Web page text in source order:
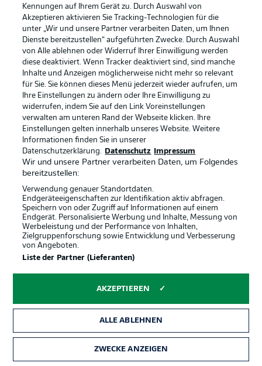
Offizielle Partner
Rechtliche Hinweise Voreinstellungen verwalten
Datenschutz
Broadcaster Kontakt
Liveticker AGB
Kennungen auf Ihrem Gerät zu. Durch Auswahl von
Akzeptieren aktivieren Sie Tracking-Technologien für die
unter „Wir und unsere Partner verarbeiten Daten, um Ihnen
Dienste bereitzustellen“ aufgeführten Zwecke. Durch Auswahl
von Alle ablehnen oder Widerruf Ihrer Einwilligung werden
diese deaktiviert. Wenn Tracker deaktiviert sind, sind manche
Inhalte und Anzeigen möglicherweise nicht mehr so relevant
für Sie. Sie können dieses Menü jederzeit wieder aufrufen, um
Ihre Einstellungen zu ändern oder Ihre Einwilligung zu
widerrufen, indem Sie auf den Link Voreinstellungen
verwalten am unteren Rand der Webseite klicken. Ihre
Einstellungen gelten innerhalb unseres Website. Weitere
Informationen finden Sie in unserer
Datenschutzerklärung.
Datenschutz Impressum
Wir und unsere Partner verarbeiten Daten, um Folgendes
bereitzustellen:
Verwendung genauer Standortdaten.
Endgeräteeigenschaften zur Identifikation aktiv abfragen.
Speichern von oder Zugriff auf Informationen auf einem
Endgerät. Personalisierte Werbung und Inhalte, Messung von
Werbeleistung und der Performance von Inhalten,
Zielgruppenforschung sowie Entwicklung und Verbesserung
von Angeboten.
Liste der Partner (Lieferanten)
AKZEPTIEREN
ALLE ABLEHNEN
ZWECKE ANZEIGEN